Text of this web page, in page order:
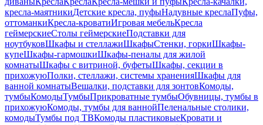
кресла-маятникиДетские кресла, пуфыНадувные креслаПуфы,
оттоманкиКресла-кроватиИгровая мебельКресла
геймерскиеСтолы геймерскиеПодставки для
ноутбуковШкафы и стеллажиШкафыСтенки, горкиШкафы-
купеШкафы-гармошкиШкафы-пеналы для жилой
комнатыШкафы с витриной, буфетыШкафы, секции в
прихожуюПолки, стеллажи, системы храненияШкафы для
ванной комнатыВешалки, подставки для зонтовКомоды,
тумбыКомодыТумбыПрикроватные тумбыОбувницы, тумбы в
прихожуюКомоды, тумбы для ваннойПеленальные столики,
комодыТумбы под ТВКомоды пластиковыеКровати и